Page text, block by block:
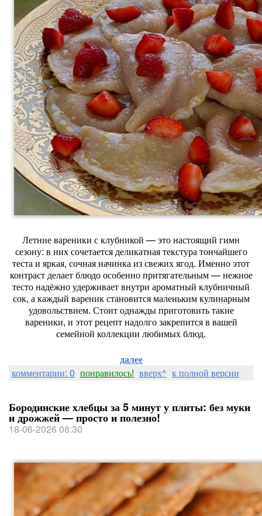
Летниевареники склубникой — этонастоящий гимн
сезону: в нихсочетаетсяделикатнаятекстуратончайшего
тестаи яркая, сочнаяначинкаизсвежихягод. Именноэтот
контрастделаетблюдоособеннопритягательным— нежное
тестонадёжноудерживаетвнутри ароматный клубничный
сок, акаждый вареникстановитсямаленькимкулинарным
удовольствием. Стоитоднаждыприготовитьтакие
вареники, и этотрецептнадолгозакрепитсяв вашей
семейной коллекции любимыхблюд.
далее
комментарии: 0 понравилось! вверх^ к полной версии
Бородинские хлебцы за 5 минут у плиты: без муки
и дрожжей — просто и полезно!
18-06-2026 08:30